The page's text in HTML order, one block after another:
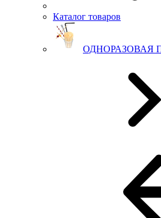
Каталог товаров
ОДНОРАЗОВАЯ